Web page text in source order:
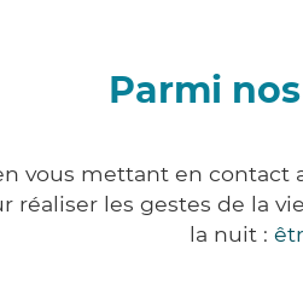
Parmi
vous mettant en contact
réaliser les gestes de la
la nuit :